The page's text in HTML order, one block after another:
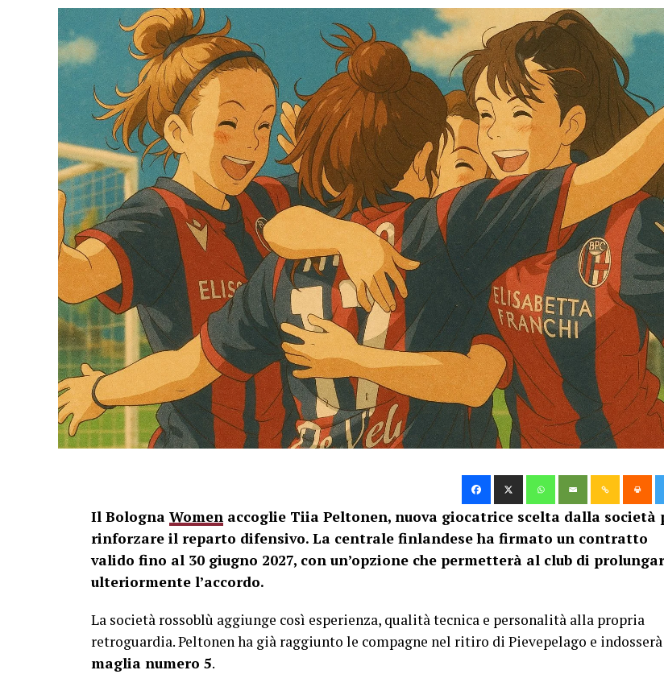
Il Bologna Women accoglie Tiia Peltonen, nuova giocatrice scelta dalla società
rinforzare il reparto difensivo. La centrale finlandese ha firmato un contratto
valido fino al 30 giugno 2027, con un’opzione che permetterà al club di
ulteriormente l’accordo.
La società rossoblù aggiunge così esperienza, qualità tecnica e personalità alla propria
retroguardia. Peltonen ha già raggiunto le compagne nel ritiro di Pievepelago e
maglia numero 5.